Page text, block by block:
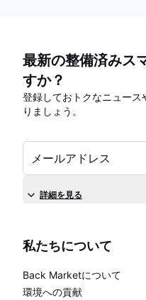
最新の整備済みス
すか？
登録しておトクなニュース
りましょう。
メールアドレス
詳細を見る
私たちについて
Back Marketについて
環境への貢献